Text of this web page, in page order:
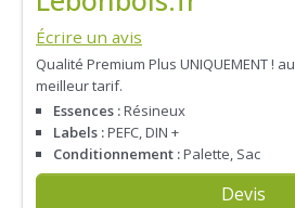
Écrire un avis
Qualité Premium Plus UNIQUEMENT ! au
meilleur tarif.
Essences :Résineux
Labels :PEFC, DIN +
Conditionnement :Palette, Sac
Devis